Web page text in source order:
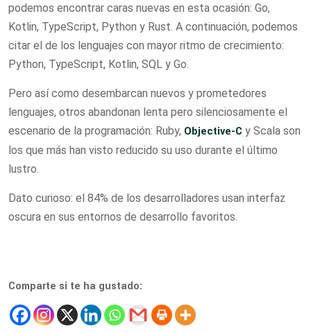
podemos encontrar caras nuevas en esta ocasión: Go,
Kotlin, TypeScript, Python y Rust. A continuación, podemos
citar el de los lenguajes con mayor ritmo de crecimiento:
Python, TypeScript, Kotlin, SQL y Go.
Pero así como desembarcan nuevos y prometedores
lenguajes, otros abandonan lenta pero silenciosamente el
escenario de la programación: Ruby, Objective-C y Scala son
los que más han visto reducido su uso durante el último
lustro.
Dato curioso: el 84% de los desarrolladores usan interfaz
oscura en sus entornos de desarrollo favoritos.
Comparte si te ha gustado: